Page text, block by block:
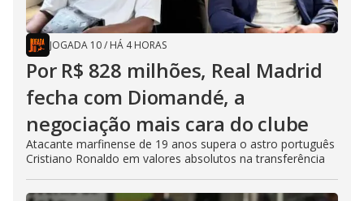
JOGADA 10/ HÁ 4 HORAS
Por R$ 828 milhões, Real Madrid
fecha com Diomandé, a
negociação mais cara do clube
Atacante marfinense de 19 anos supera o astro português
Cristiano Ronaldo em valores absolutos na transferência